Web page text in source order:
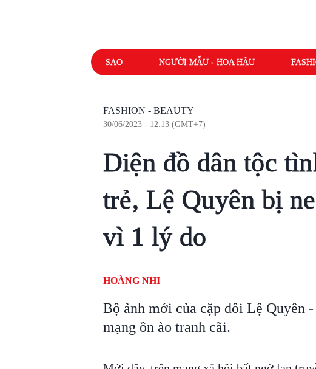
SAO NGƯỜI MẪU - HOA HẬU
FASHION - BEAUTY
30/06/2023 - 12:13 (GMT+7)
Diện đồ dân tộc
trẻ, Lệ Quyên bị
vì 1 lý do
HOÀNG NHI
Bộ ảnh mới của cặp đôi Lệ Quyên
mạng ồn ào tranh cãi.